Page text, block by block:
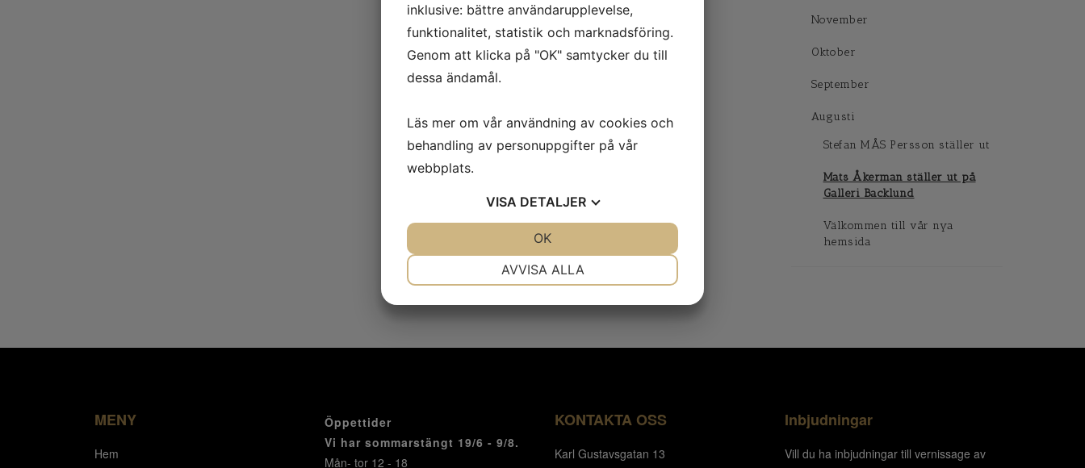
November
Oktober
September
Augusti
Stefan MÅS Persson ställer ut
Mats Åkerman ställer ut på
Galleri Backlund
Välkommen till vår nya
hemsida
MENY
Hem
Öppettider
Vi har sommarstängt 19/6 - 9/8.
Mån- tor 12 - 18
KONTAKTA OSS
Karl Gustavsgatan 13
Inbjudningar
Vill du ha inbjudningar till vernissage av
inklusive: bättre användarupplevelse,
funktionalitet, statistik och marknadsföring.
Genom att klicka på "OK" samtycker du till
dessa ändamål.
Läs mer om vår användning av cookies och
behandling av personuppgifter på vår
webbplats.
VISA DETALJER
AVVISA ALLA
OK